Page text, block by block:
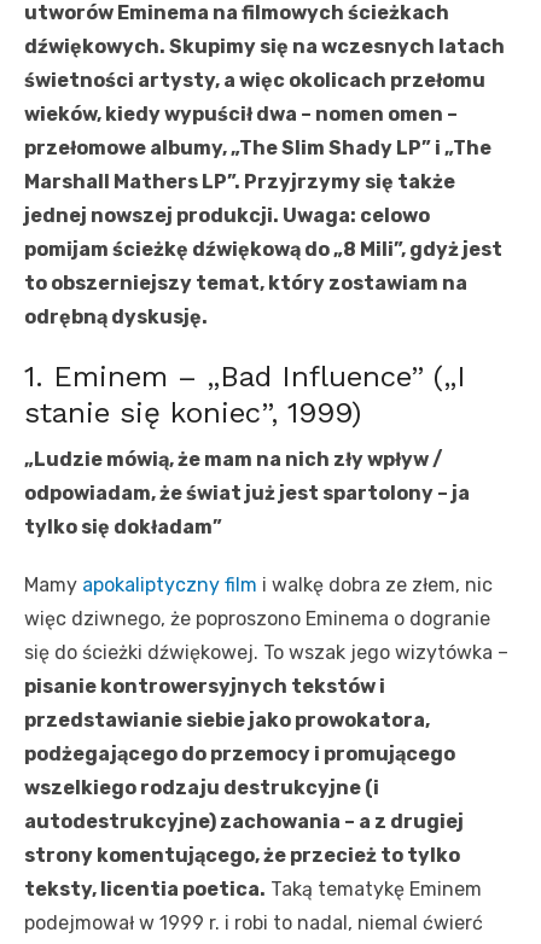
utworów Eminema na filmowych ścieżkach
dźwiękowych. Skupimy się na wczesnych latach
świetności artysty, a więc okolicach przełomu
wieków, kiedy wypuścił dwa – nomen omen –
przełomowe albumy, „The Slim Shady LP” i „The
Marshall Mathers LP”. Przyjrzymy się także
jednej nowszej produkcji. Uwaga: celowo
pomijam ścieżkę dźwiękową do „8 Mili”, gdyż jest
to obszerniejszy temat, który zostawiam na
odrębną dyskusję.
1. Eminem – „Bad Influence” („I
stanie się koniec”, 1999)
„Ludzie mówią, że mam na nich zły wpływ /
odpowiadam, że świat już jest spartolony – ja
tylko się dokładam”
Mamy apokaliptyczny film i walkę dobra ze złem, nic
więc dziwnego, że poproszono Eminema o dogranie
się do ścieżki dźwiękowej. To wszak jego wizytówka –
pisanie kontrowersyjnych tekstów i
przedstawianie siebie jako prowokatora,
podżegającego do przemocy i promującego
wszelkiego rodzaju destrukcyjne (i
autodestrukcyjne) zachowania – a z drugiej
strony komentującego, że przecież to tylko
teksty, licentia poetica. Taką tematykę Eminem
podejmował w 1999 r. i robi to nadal, niemal ćwierć